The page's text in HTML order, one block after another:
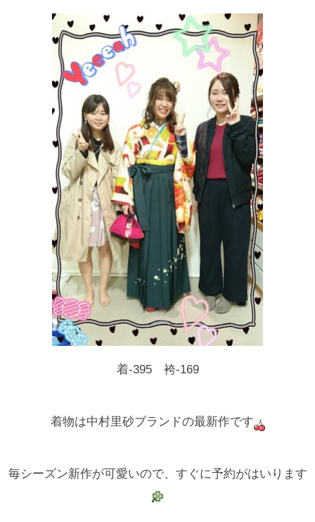
着-395 袴-169
着物は中村里砂ブランドの最新作です
毎シーズン新作が可愛いので、すぐに予約がはいります